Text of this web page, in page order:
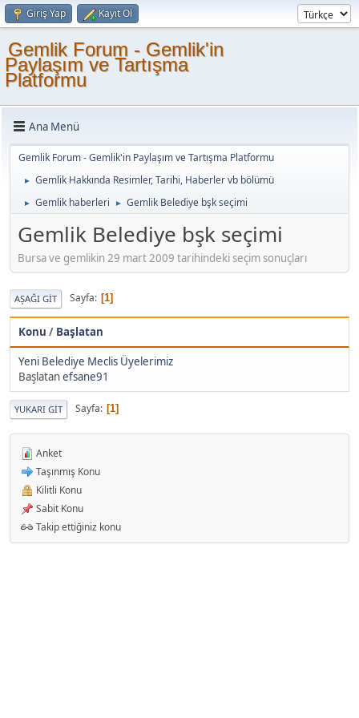
Giriş Yap Kayıt Ol
Gemlik Forum - Gemlik'in
Paylaşım ve Tartışma
Platformu
Ana Menü
Gemlik Forum - Gemlik'in Paylaşım ve Tartışma Platformu
► Gemlik Hakkında Resimler, Tarihi, Haberler vb bölümü
► Gemlik haberleri ► Gemlik Belediye bşk seçimi
Gemlik Belediye bşk seçimi
Bursa ve gemlikin 29 mart 2009 tarihindeki seçim sonuçları
AŞAĞI GIT Sayfa 1
Konu / Başlatan
Yeni Belediye Meclis Üyelerimiz
Başlatanefsane91
YUKARI GIT Sayfa 1
Anket
Taşınmış Konu
Kilitli Konu
Sabit Konu
Takip ettiğiniz konu